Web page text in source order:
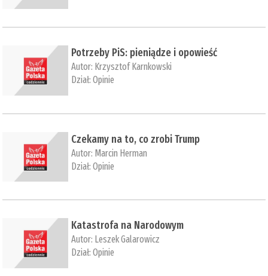
Potrzeby PiS: pieniądze i opowieść
Autor: Krzysztof Karnkowski
Dział:Opinie
Czekamy na to, co zrobi Trump
Autor: Marcin Herman
Dział:Opinie
Katastrofa na Narodowym
Autor: Leszek Galarowicz
Dział:Opinie